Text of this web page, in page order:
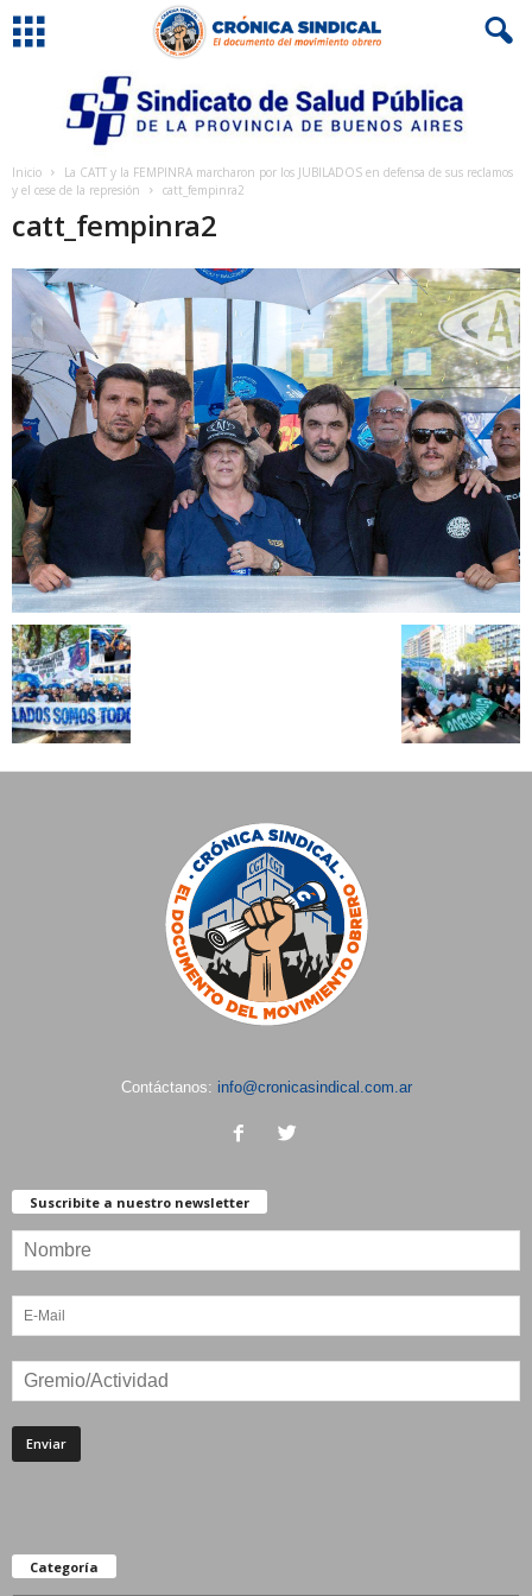
Inicio
La CATT y la FEMPINRA marcharon por los JUBILADOS en defensa de sus reclamos
y el cese de la represión
catt_fempinra2
catt_fempinra2
Contáctanos: info@cronicasindical.com.ar
Suscribite a nuestro newsletter
Categoría